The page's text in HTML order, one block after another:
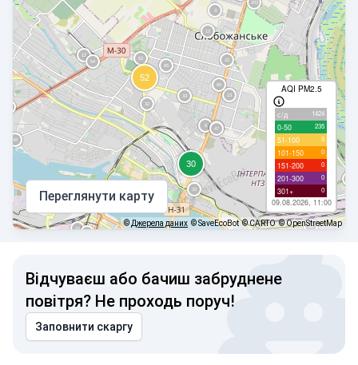
AQI PM2.5
с/д 1424
0-50 235
51-100 5
101-150 0
151-200 0
201-300 0
301+ 0
09.08.2026, 11:00
Переглянути карту
© Джерела даних © SaveEcoBot © CARTO © OpenStreetMap
Відчуваєш або бачиш забруднене
повітря? Не проходь поруч!
Заповнити скаргу